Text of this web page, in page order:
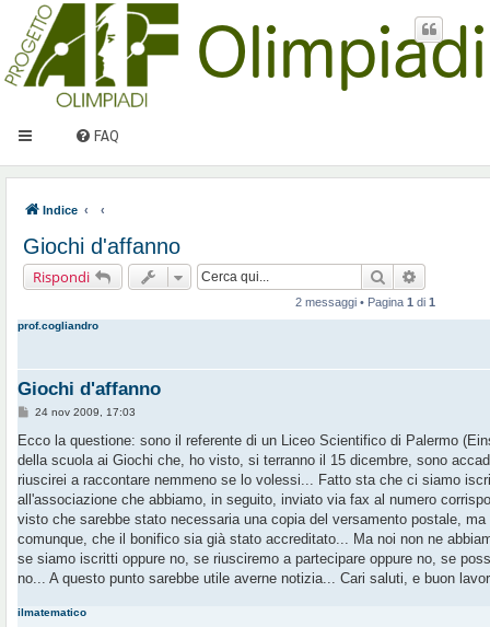
FAQ
Indice
Giochi d'affanno
Rispondi Cerca
2 messaggi • Pagina 1 di 1
prof.cogliandro
Giochi d'affanno
M
s
a
g
i
o
24 nov 2009, 17:03
Ecco la questione: sono il referente di un Liceo Scientifico di Palermo
della scuola ai Giochi che, ho visto, si terranno il 15 dicembre, sono
riuscirei a raccontare nemmeno se lo volessi... Fatto sta che ci siamo
all'associazione che abbiamo, in seguito, inviato via fax al numero
visto che sarebbe stato necessaria una copia del versamento postale,
comunque, che il bonifico sia già stato accreditato... Ma noi non ne
se siamo iscritti oppure no, se riusciremo a partecipare oppure no, se
no... A questo punto sarebbe utile averne notizia... Cari saluti, e buon
ilmatematico